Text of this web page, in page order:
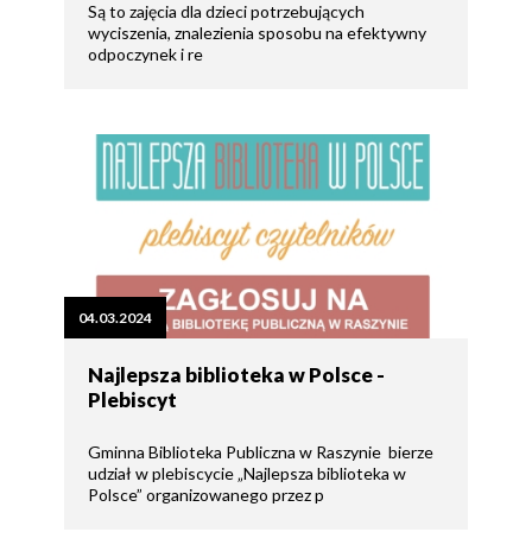
Są to zajęcia dla dzieci potrzebujących
wyciszenia, znalezienia sposobu na efektywny
odpoczynek i re
04.03.2024
Najlepsza biblioteka w Polsce -
Plebiscyt
Gminna Biblioteka Publiczna w Raszynie bierze
udział w plebiscycie „Najlepsza biblioteka w
Polsce” organizowanego przez p